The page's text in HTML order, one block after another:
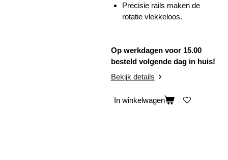
Precisie rails maken de
rotatie vlekkeloos.
Op werkdagen voor 15.00
besteld volgende dag in huis!
Bekijk details
In winkelwagen